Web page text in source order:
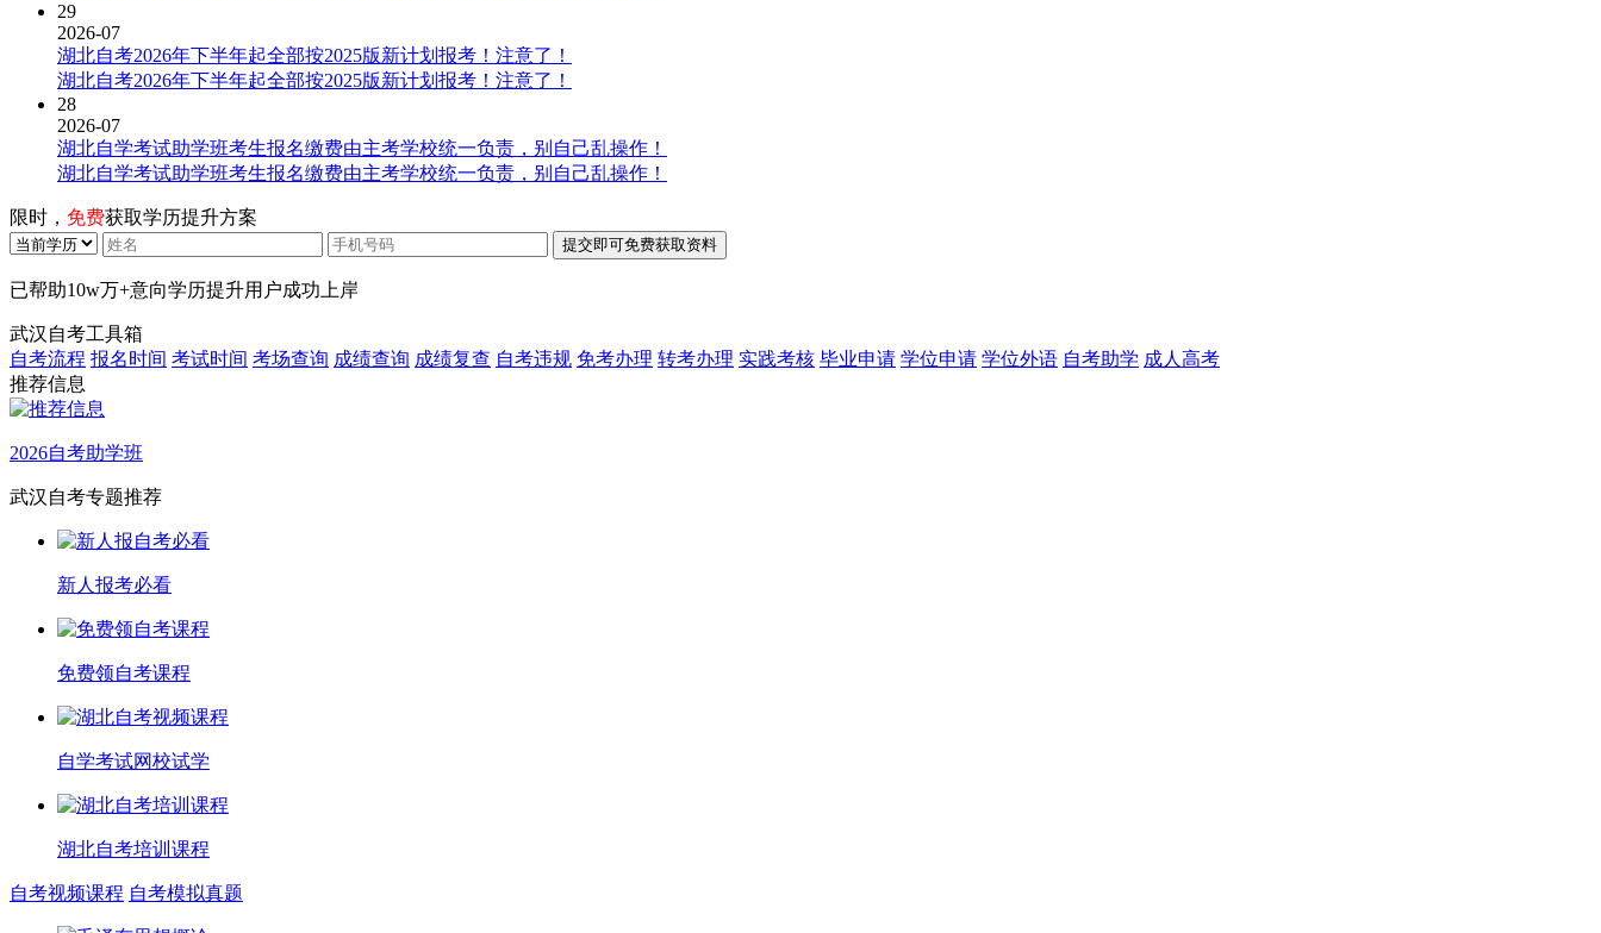
29
2026-07
湖北自考2026年下半年起全部按2025版新计划报考！注意了！
湖北自考2026年下半年起全部按2025版新计划报考！注意了！
28
2026-07
湖北自学考试助学班考生报名缴费由主考学校统一负责，别自己乱操作！
湖北自学考试助学班考生报名缴费由主考学校统一负责，别自己乱操作！
限时， 免费获取学历提升方案
已帮助10w万+意向学历提升用户成功上岸
武汉自考工具箱
自考流程 报名时间 考试时间 考场查询 成绩查询 成绩复查 自考违规 免考办理 转考办理 实践考核 毕业申请 学位申请 学位外语 自考助学 成人高考
推荐信息
2026自考助学班
武汉自考专题推荐
新人报考必看
免费领自考课程
自学考试网校试学
湖北自考培训课程
自考视频课程 自考模拟真题